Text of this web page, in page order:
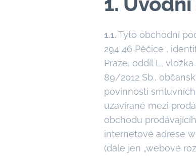
1.1. Tyto obchodní
294 46 Pěčice ,
Praze, oddíl L,
89/2012 Sb.,
povinnosti
uzavírané mezi
obchodu
internetové adrese
(dále jen „webové